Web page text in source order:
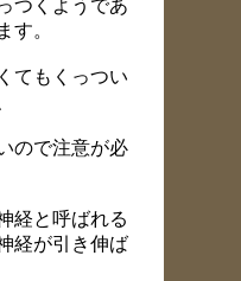
つくようであ
す。
てもくっつい
ので注意が必
経と呼ばれる
経が引き伸ば